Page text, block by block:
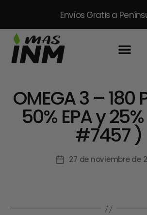
Envíos Gratis a
OMEGA 3 – 180
50% EPA y
#7457 )
27 de noviembre de